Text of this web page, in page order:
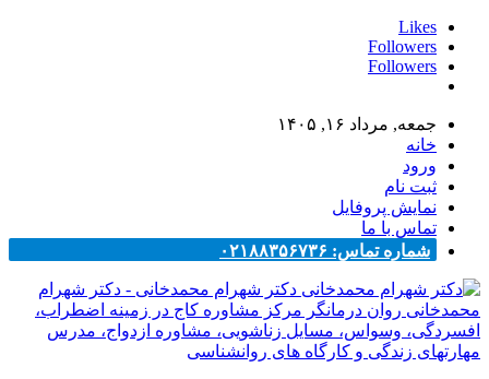
Likes
Followers
Followers
جمعه, مرداد ۱۶, ۱۴۰۵
خانه
ورود
ثبت نام
نمایش پروفایل
تماس با ما
شماره تماس: ۰۲۱۸۸۳۵۶۷۳۶
دکتر شهرام محمدخانی - دکتر شهرام
محمدخانی روان درمانگر مرکز مشاوره کاج در زمینه اضطراب،
افسردگی، وسواس، مسایل زناشویی، مشاوره ازدواج، مدرس
مهارتهای زندگی و کارگاه های روانشناسی